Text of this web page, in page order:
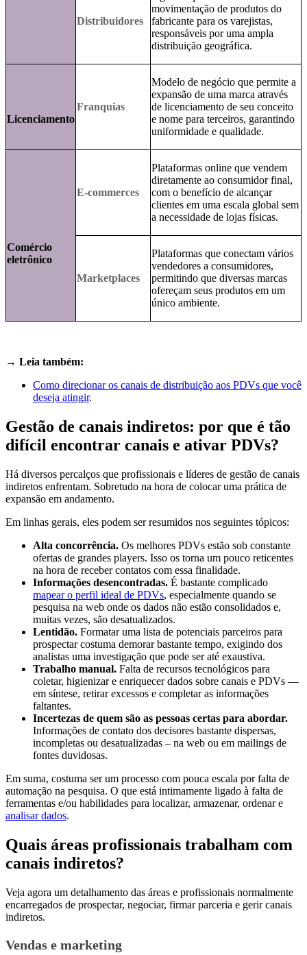
Distribuidores
movimentação de produtos do
fabricante para os varejistas,
responsáveis por uma ampla
distribuição geográfica.
Licenciamento
Franquias
Modelo de negócio que permite a
expansão de uma marca através
de licenciamento de seu conceito
e nome para terceiros, garantindo
uniformidade e qualidade.
Comércio
eletrônico
E-commerces
Plataformas online que vendem
diretamente ao consumidor final,
com o benefício de alcançar
clientes em uma escala global sem
a necessidade de lojas físicas.
Marketplaces
Plataformas que conectam vários
vendedores a consumidores,
permitindo que diversas marcas
ofereçam seus produtos em um
único ambiente.
→ Leia também:
Como direcionar os canais de distribuição aos PDVs que você
deseja atingir.
Gestão de canais indiretos: por que é tão
difícil encontrar canais e ativar PDVs?
Há diversos percalços que profissionais e líderes de gestão de canais
indiretos enfrentam. Sobretudo na hora de colocar uma prática de
expansão em andamento.
Em linhas gerais, eles podem ser resumidos nos seguintes tópicos:
Alta concorrência. Os melhores PDVs estão sob constante
ofertas de grandes players. Isso os torna um pouco reticentes
na hora de receber contatos com essa finalidade.
Informações desencontradas. É bastante complicado
mapear o perfil ideal de PDVs, especialmente quando se
pesquisa na web onde os dados não estão consolidados e,
muitas vezes, são desatualizados.
Lentidão. Formatar uma lista de potenciais parceiros para
prospectar costuma demorar bastante tempo, exigindo dos
analistas uma investigação que pode ser até exaustiva.
Trabalho manual. Falta de recursos tecnológicos para
coletar, higienizar e enriquecer dados sobre canais e PDVs —
em síntese, retirar excessos e completar as informações
faltantes.
Incertezas de quem são as pessoas certas para abordar.
Informações de contato dos decisores bastante dispersas,
incompletas ou desatualizadas – na web ou em mailings de
fontes duvidosas.
Em suma, costuma ser um processo com pouca escala por falta de
automação na pesquisa. O que está intimamente ligado à falta de
ferramentas e/ou habilidades para localizar, armazenar, ordenar e
analisar dados.
Quais áreas profissionais trabalham com
canais indiretos?
Veja agora um detalhamento das áreas e profissionais normalmente
encarregados de prospectar, negociar, firmar parceria e gerir canais
indiretos.
Vendas e marketing